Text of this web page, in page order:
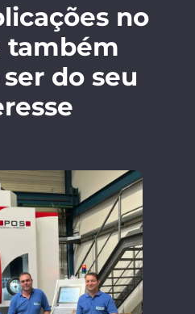
no
também
do seu